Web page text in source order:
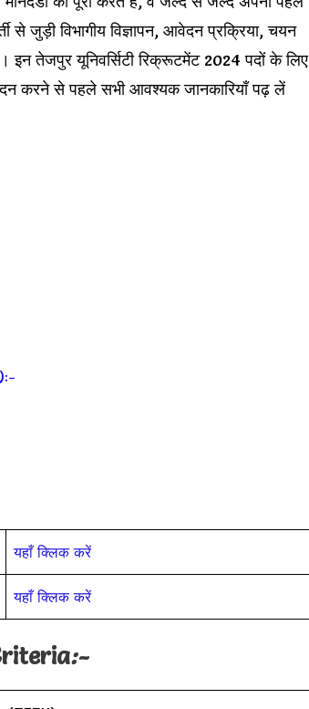
जुड़ी विभागीय विज्ञापन, आवेदन प्रक्रिया, चयन
इन तेजपुर यूनिवर्सिटी रिक्रूटमेंट 2024 पदों के लिए
करने से पहले सभी आवश्यक जानकारियाँ पढ़ लें
यहाँ क्लिक करें
यहाँ क्लिक करें
:-